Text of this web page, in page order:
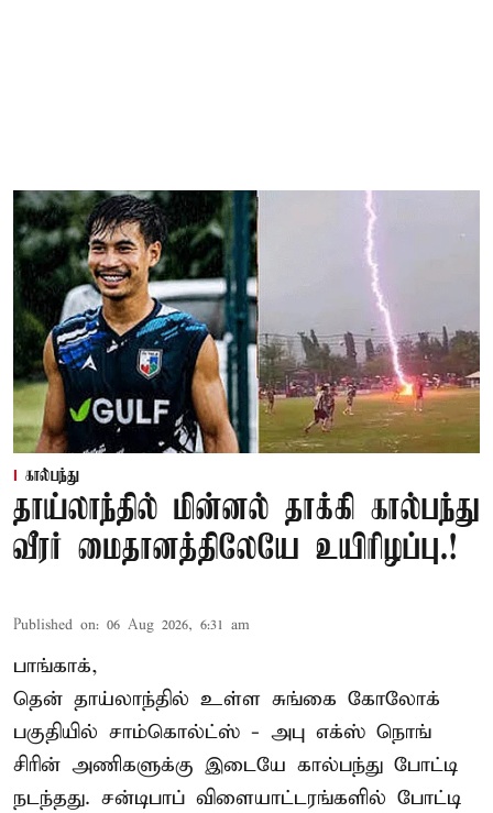
கால்பந்து
தாய்லாந்தில் மின்னல் தாக்கி கால்பந்து
வீரர் மைதானத்திலேயே உயிரிழப்பு.!
Published on: 06 Aug 2026, 6:31 am
பாங்காக்,
தென் தாய்லாந்தில் உள்ள சுங்கை கோலோக்
பகுதியில் சாம்கொல்ட்ஸ் - அபு எக்ஸ் நொங்
சிரின் அணிகளுக்கு இடையே கால்பந்து போட்டி
நடந்தது. சன்டிபாப் விளையாட்டரங்களில் போட்டி